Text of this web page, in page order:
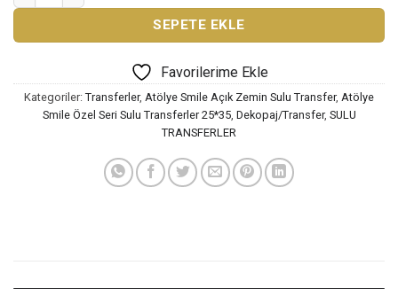
SEPETE EKLE
Favorilerime Ekle
Kategoriler: Transferler, Atölye Smile Açık Zemin Sulu Transfer, Atölye
Smile Özel Seri Sulu Transferler 25*35, Dekopaj/Transfer, SULU
TRANSFERLER